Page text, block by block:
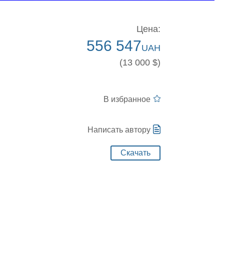
Цена:
556 547UAH
(13 000 $)
В избранное
Написать автору
Скачать